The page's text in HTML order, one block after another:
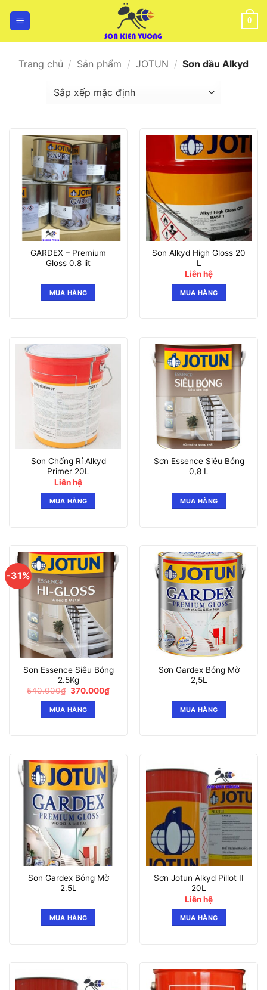
0
Trang chủ / Sản phẩm / JOTUN / Sơn dầu Alkyd
GARDEX – Premium
Gloss 0.8 lit
MUA HÀNG
Sơn Alkyd High Gloss 20
L
Liên hệ
MUA HÀNG
Sơn Chống Rỉ Alkyd
Primer 20L
Liên hệ
MUA HÀNG
Sơn Essence Siêu Bóng
0,8 L
MUA HÀNG
-31%
Sơn Essence Siêu Bóng
2.5Kg
540.000₫ Giá
là:
540.000₫.
370.000₫Giá
MUA HÀNG
Sơn Gardex Bóng Mờ
2,5L
MUA HÀNG
Sơn Gardex Bóng Mờ
2.5L
MUA HÀNG
Sơn Jotun Alkyd Pillot II
20L
Liên hệ
MUA HÀNG